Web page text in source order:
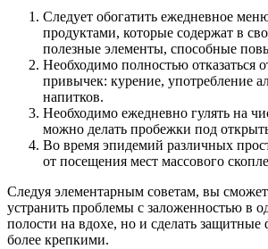
Следует обогатить ежедневное
продуктами, которые содержат в
полезные элементы, способные
Необходимо полностью отказаться
привычек: курение, употребление
напитков.
Необходимо ежедневно гулять на
можно делать пробежки под
Во время эпидемий различных
от посещения мест массового
Следуя элементарным советам, вы
устранить проблемы с заложенностью в
полости на вдохе, но и сделать
более крепкими.